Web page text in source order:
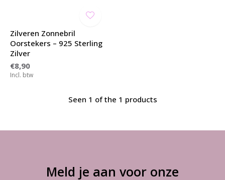
Zilveren Zonnebril
Oorstekers – 925 Sterling
Zilver
€8,90
Incl. btw
Seen 1 of the 1 products
Meld je aan voor onze